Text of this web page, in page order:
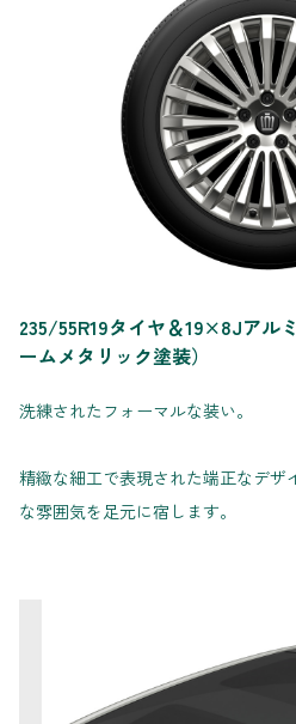
235/55R19タイヤ＆19×8Jアル
ームメタリック塗装）
洗練されたフォーマルな装い。
精緻な細工で表現された端正なデザ
な雰囲気を足元に宿します。